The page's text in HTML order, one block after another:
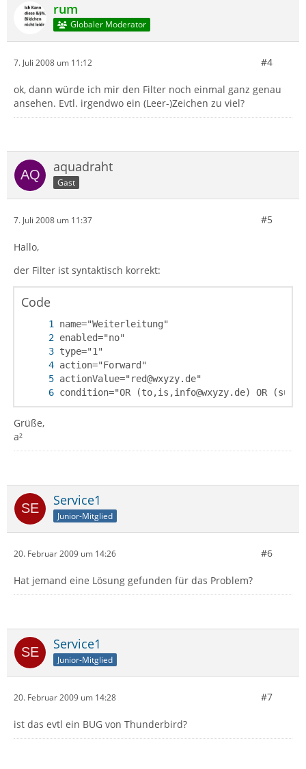
rum
Globaler Moderator
7. Juli 2008 um 11:12 #4
ok, dann würde ich mir den Filter noch einmal ganz genau
ansehen. Evtl. irgendwo ein (Leer-)Zeichen zu viel?
aquadraht
Gast
7. Juli 2008 um 11:37 #5
Hallo,
der Filter ist syntaktisch korrekt:
Code
condition="OR (to,is,info@wxyzy.de) OR
Grüße,
a²
Service1
Junior-Mitglied
20. Februar 2009 um 14:26 #6
Hat jemand eine Lösung gefunden für das Problem?
Service1
Junior-Mitglied
20. Februar 2009 um 14:28 #7
ist das evtl ein BUG von Thunderbird?